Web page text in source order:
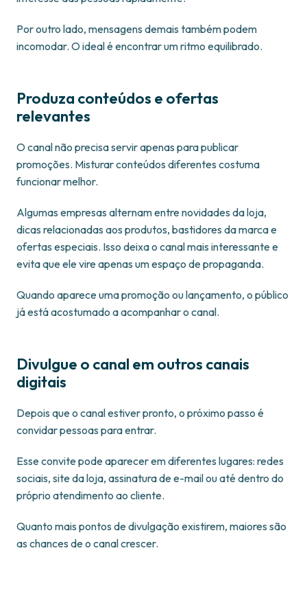
Por outro lado, mensagens demais também podem
incomodar. O ideal é encontrar um ritmo equilibrado.
Produza conteúdos e ofertas
relevantes
O canal não precisa servir apenas para publicar
promoções. Misturar conteúdos diferentes costuma
funcionar melhor.
Algumas empresas alternam entre novidades da loja,
dicas relacionadas aos produtos, bastidores da marca e
ofertas especiais. Isso deixa o canal mais interessante e
evita que ele vire apenas um espaço de propaganda.
Quando aparece uma promoção ou lançamento, o público
já está acostumado a acompanhar o canal.
Divulgue o canal em outros canais
digitais
Depois que o canal estiver pronto, o próximo passo é
convidar pessoas para entrar.
Esse convite pode aparecer em diferentes lugares: redes
sociais, site da loja, assinatura de e-mail ou até dentro do
próprio atendimento ao cliente.
Quanto mais pontos de divulgação existirem, maiores são
as chances de o canal crescer.